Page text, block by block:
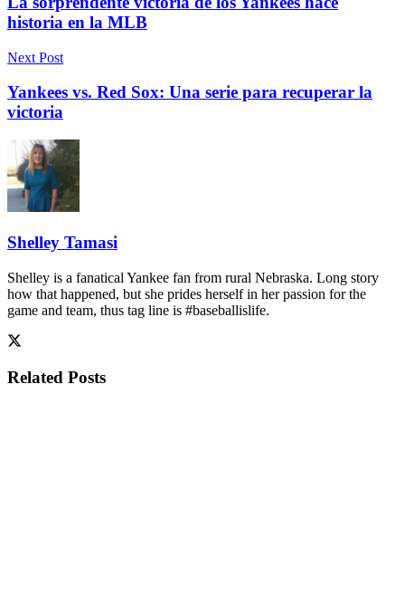
historia en la MLB
Next Post
Yankees vs. Red Sox: Una serie para recuperar la
victoria
Shelley Tamasi
Shelley is a fanatical Yankee fan from rural Nebraska. Long story
how that happened, but she prides herself in her passion for the
game and team, thus tag line is #baseballislife.
Related Posts